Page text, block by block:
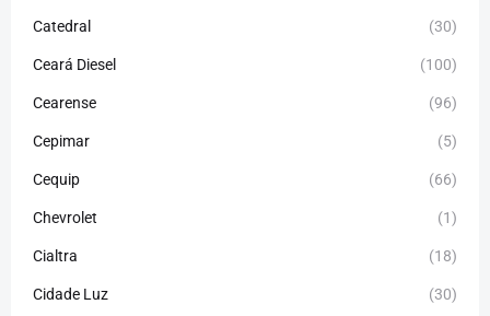
Catedral (30)
Ceará Diesel (100)
Cearense (96)
Cepimar (5)
Cequip (66)
Chevrolet (1)
Cialtra (18)
Cidade Luz (30)